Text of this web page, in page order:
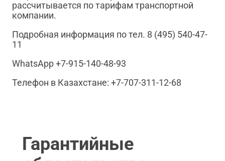
рассчитывается по тарифам транспортной
компании.
Подробная информация по тел. 8 (495) 540-47-
11
WhatsApp +7-915-140-48-93
Телефон в Казахстане: +7-707-311-12-68
Гарантийные